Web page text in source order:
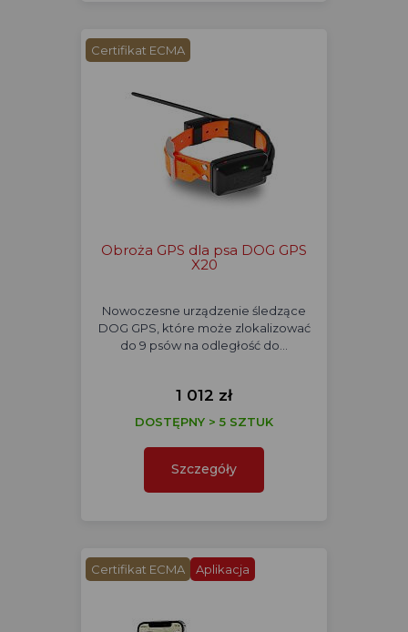
Certifikat ECMA
Obroża GPS dla psa DOG GPS
X20
Nowoczesne urządzenie śledzące
DOG GPS, które może zlokalizować
do 9 psów na odległość do…
1 012 zł
DOSTĘPNY > 5 SZTUK
Szczegóły
Certifikat ECMA Aplikacja